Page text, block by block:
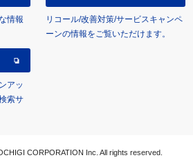
情報
リコール/改善対策/サービスキャンペ
ーンの情報をご覧いただけます。
アッ
索サ
CORPORATION Inc. All rights reserved.